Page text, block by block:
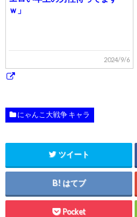
ｗ」
2024/9/6
にゃんこ大戦争 キャラ
ツイート
はてブ
Pocket